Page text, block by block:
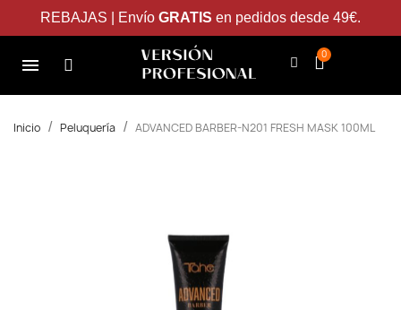
REBAJAS | Envío GRATIS en pedidos desde 49€.
Inicio Peluquería ADVANCED BARBER-N201 FRESH MASK 100ML